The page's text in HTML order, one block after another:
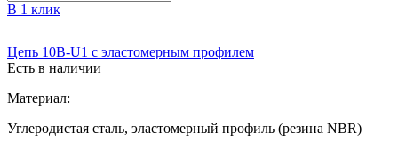
В 1 клик
Цепь 10B-U1 с эластомерным профилем
Есть в наличии
Материал:
Углеродистая сталь, эластомерный профиль (резина NBR)